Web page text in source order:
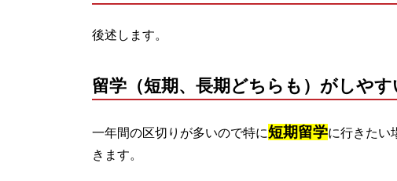
後述します。
留学（短期、 長期どちらも） がしやす
一年間の区切りが多いので特に短期留学に行きたい
きます。